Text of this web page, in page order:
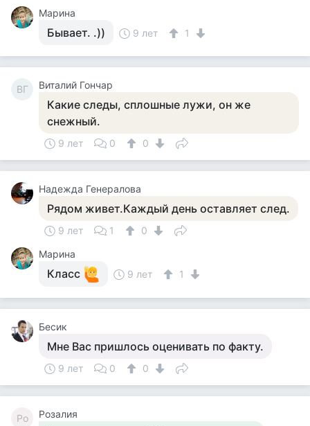
Марина
Бывает. .)) 9 лет 1
ВГ Виталий Гончар
Какие следы, сплошные лужи, он же
снежный.
9 лет 0 0
Надежда Генералова
Рядом живет.Каждый день оставляет след.
9 лет 1
0
Марина
Класс 9 лет 1
Бесик
Мне Вас пришлось оценивать по факту.
9 лет 0 0
Ро Розалия